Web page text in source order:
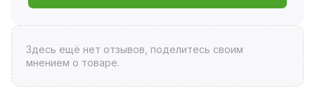
Здесь ещё нет отзывов, поделитесь своим
мнением о товаре.